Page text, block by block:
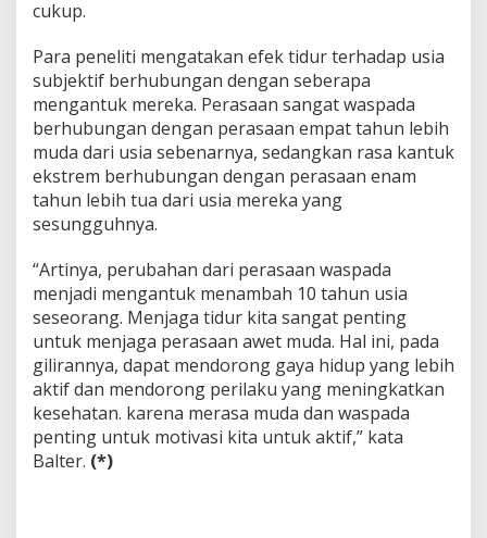
cukup.
Para peneliti mengatakan efek tidur terhadap usia
subjektif berhubungan dengan seberapa
mengantuk mereka. Perasaan sangat waspada
berhubungan dengan perasaan empat tahun lebih
muda dari usia sebenarnya, sedangkan rasa kantuk
ekstrem berhubungan dengan perasaan enam
tahun lebih tua dari usia mereka yang
sesungguhnya.
“Artinya, perubahan dari perasaan waspada
menjadi mengantuk menambah 10 tahun usia
seseorang. Menjaga tidur kita sangat penting
untuk menjaga perasaan awet muda. Hal ini, pada
gilirannya, dapat mendorong gaya hidup yang lebih
aktif dan mendorong perilaku yang meningkatkan
kesehatan. karena merasa muda dan waspada
penting untuk motivasi kita untuk aktif,” kata
Balter. (*)